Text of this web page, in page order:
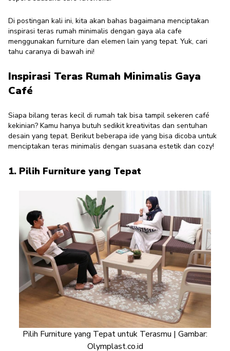
Di postingan kali ini, kita akan bahas bagaimana menciptakan
inspirasi teras rumah minimalis dengan gaya ala cafe
menggunakan furniture dan elemen lain yang tepat. Yuk, cari
tahu caranya di bawah ini!
Inspirasi Teras Rumah Minimalis Gaya
Café
Siapa bilang teras kecil di rumah tak bisa tampil sekeren café
kekinian? Kamu hanya butuh sedikit kreativitas dan sentuhan
desain yang tepat. Berikut beberapa ide yang bisa dicoba untuk
menciptakan teras minimalis dengan suasana estetik dan cozy!
1. Pilih Furniture yang Tepat
Pilih Furniture yang Tepat untuk Terasmu | Gambar:
Olymplast.co.id